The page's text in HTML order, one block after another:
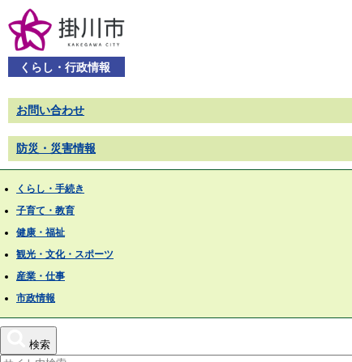
くらし・行政情報
お問い合わせ
防災・災害情報
くらし・手続き
子育て・教育
健康・福祉
観光・文化・スポーツ
産業・仕事
市政情報
検索